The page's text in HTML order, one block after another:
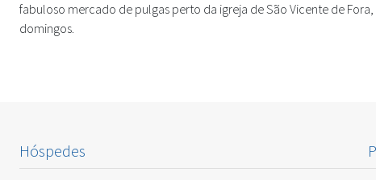
fabuloso mercado de pulgas perto da igreja de São Vicente de
domingos.
Hóspedes